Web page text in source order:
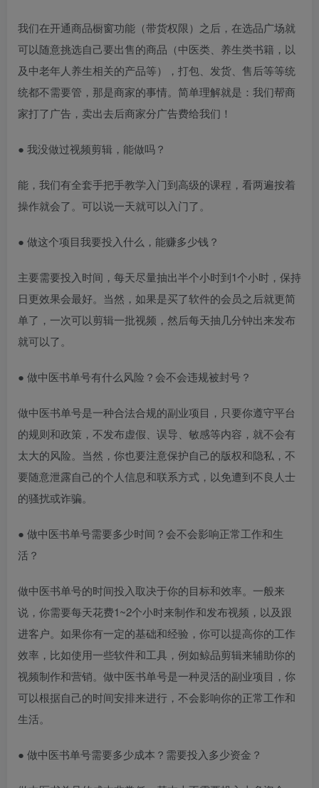
我们在开通商品橱窗功能（带货权限）之后，在选品广场就
可以随意挑选自己要出售的商品（中医类、养生类书籍，以
及中老年人养生相关的产品等），打包、发货、售后等等统
统都不需要管，那是商家的事情。简单理解就是：我们帮商
家打了广告，卖出去后商家分广告费给我们！
● 我没做过视频剪辑，能做吗？
能，我们有全套手把手教学入门到高级的课程，看两遍按着
操作就会了。可以说一天就可以入门了。
● 做这个项目我要投入什么，能赚多少钱？
主要需要投入时间，每天尽量抽出半个小时到1个小时，保持
日更效果会最好。当然，如果是买了软件的会员之后就更简
单了，一次可以剪辑一批视频，然后每天抽几分钟出来发布
就可以了。
● 做中医书单号有什么风险？会不会违规被封号？
做中医书单号是一种合法合规的副业项目，只要你遵守平台
的规则和政策，不发布虚假、误导、敏感等内容，就不会有
太大的风险。当然，你也要注意保护自己的版权和隐私，不
要随意泄露自己的个人信息和联系方式，以免遭到不良人士
的骚扰或诈骗。
● 做中医书单号需要多少时间？会不会影响正常工作和生
活？
做中医书单号的时间投入取决于你的目标和效率。一般来
说，你需要每天花费1~2个小时来制作和发布视频，以及跟
进客户。如果你有一定的基础和经验，你可以提高你的工作
效率，比如使用一些软件和工具，例如鲸品剪辑来辅助你的
视频制作和营销。做中医书单号是一种灵活的副业项目，你
可以根据自己的时间安排来进行，不会影响你的正常工作和
生活。
● 做中医书单号需要多少成本？需要投入多少资金？